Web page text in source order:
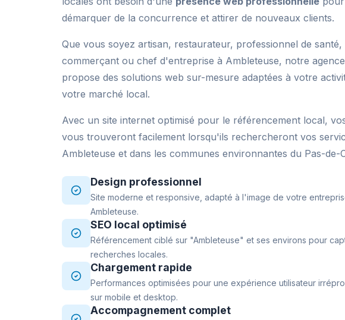
démarquer de la concurrence et attirer de nouveaux clients.
Que vous soyez artisan, restaurateur, professionnel de santé,
commerçant ou chef d'entreprise à Ambleteuse, notre
propose des solutions web sur-mesure adaptées à votre
votre marché local.
Avec un site internet optimisé pour le référencement local,
vous trouveront facilement lorsqu'ils rechercheront vos
Ambleteuse et dans les communes environnantes du Pas-de-
Design professionnel
Site moderne et responsive, adapté à l'image de votre
Ambleteuse.
SEO local optimisé
Référencement ciblé sur "Ambleteuse" et ses environs pour
recherches locales.
Chargement rapide
Performances optimisées pour une expérience utilisateur
sur mobile et desktop.
Accompagnement complet